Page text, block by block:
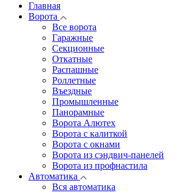
Главная
Ворота
Все ворота
Гаражные
Секционные
Откатные
Распашные
Роллетные
Въездные
Промышленные
Панорамные
Ворота Алютех
Ворота с калиткой
Ворота c окнами
Ворота из сэндвич-панелей
Ворота из профнастила
Автоматика
Вся автоматика